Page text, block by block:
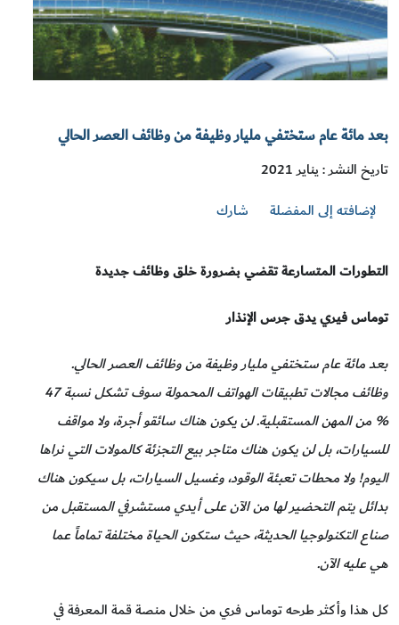
بعد مائة عام ستختفي مليار وظيفة من وظائف العصر الحالي
تاريخ النشر : يناير 2021
لإضافته إلى المفضلة
شارك
التطورات المتسارعة تقضي بضرورة خلق وظائف جديدة
توماس فيري يدق جرس الإنذار
بعد مائة عام ستختفي مليار وظيفة من وظائف العصر الحالي.
وظائف مجالات تطبيقات الهواتف المحمولة سوف تشكل نسبة 47
% من المهن المستقبلية. لن يكون هناك سائقو أجرة، ولا مواقف
للسيارات، بل لن يكون هناك متاجر بيع التجزئة كالمولات التي نراها
اليوم! ولا محطات تعبئة الوقود، وغسيل السيارات، بل سيكون هناك
بدائل يتم التحضير لها من الآن على أيدي مستشرفي المستقبل من
صناع التكنولوجيا الحديثة، حيث ستكون الحياة مختلفة تماماً عما
هي عليه الآن.
كل هذا وأكثر طرحه توماس فري من خلال منصة قمة المعرفة في